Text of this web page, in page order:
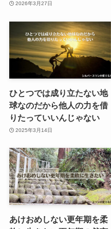
2026年3月27日
ひとつでは成り立たない地
球なのだから他人の力を借
りたっていいんじゃない
2025年3月14日
あけおめしない更年期を柔